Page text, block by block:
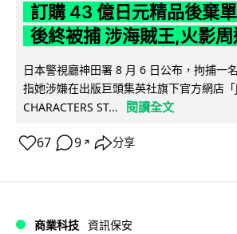
訂購 43 億日元精品後棄
後終被捕 涉海賊王,火影
日本警視廳神田署 8 月 6 日公布，拘捕一
指她涉嫌在出版巨頭集英社旗下官方網店「
CHARACTERS ST...
閱讀全文
67 9 ↗ 分享
商業科技 資訊保安